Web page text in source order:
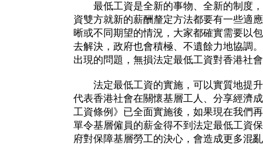
最低工資是全新的事物、全新的制度，
資雙方就新的薪酬釐定方法都要有一些適
晰或不同期望的情況，大家都確實需要以
去解決，政府也會積極、不遺餘力地協調
出現的問題，無損法定最低工資對香港社
法定最低工資的實施，可以實質地提升
代表香港社會在關懷基層工人、分享經濟
工資條例》已全面實施後，如果現在我們
單令基層僱員的薪金得不到法定最低工資
府對保障基層勞工的決心，會造成更多混